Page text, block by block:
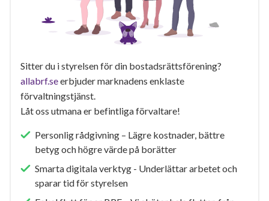
Sitter du i styrelsen för din bostadsrättsförening?
allabrf.seerbjuder marknadens enklaste
förvaltningstjänst.
Låt oss utmana er befintliga förvaltare!
Personlig rådgivning – Lägre kostnader, bättre
betyg och högre värde på borätter
Smarta digitala verktyg - Underlättar arbetet och
sparar tid för styrelsen